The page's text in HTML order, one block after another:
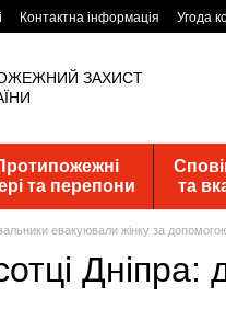
Контактна інформація Угода
та перепони
та
евакуювали жінку за